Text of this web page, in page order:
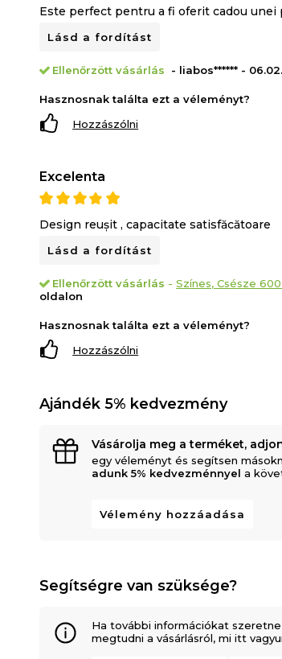
Este perfect pentru a fi oferit cadou unei
Lásd a fordítást
Ellenőrzött vásárlás - liabos****** -
Hasznosnak találta ezt a véleményt?
Hozzászólni
Excelenta
Design reușit , capacitate satisfăcătoare
Lásd a fordítást
Ellenőrzött vásárlás -Színes, Csésze
oldalon
Hasznosnak találta ezt a véleményt?
Hozzászólni
Ajándék 5% kedvezmény
Vásárolja meg a terméket,
egy véleményt és segítsen
adunk 5% kedvezménnyel a
Vélemény hozzáadása
Segítségre van szüksége?
Ha további információkat
megtudni a vásárlásról, mi itt